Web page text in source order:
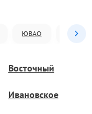
ЮВАО ЮАО
Восточный
Ивановское